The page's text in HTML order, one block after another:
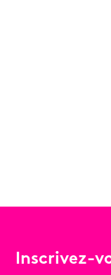
Inscrivez-